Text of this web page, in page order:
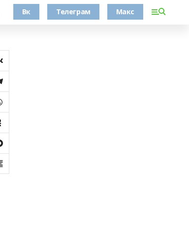
Вк Телеграм Макс